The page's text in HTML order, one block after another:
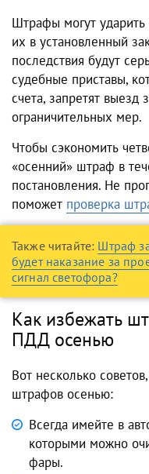
Штрафы могут ударить
их в установленный
последствия будут
судебные приставы,
счета, запретят выезд
ограничительных мер.
Чтобы сэкономить
«осенний» штраф в
постановления. Не
поможет проверка
Также читайте: Штраф
будет наказание за
сигнал светофора?
Как избежать
ПДД осенью
Вот несколько
штрафов осенью:
Всегда имейте в
которыми можно
фары.